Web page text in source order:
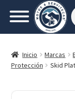
Inicio Marcas
Protección
Skid